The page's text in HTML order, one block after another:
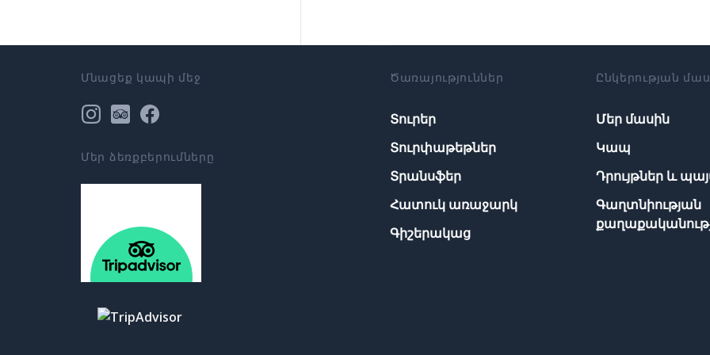
Մնացեք կապի մեջ
Մեր ձեռքբերումները
Ծառայություններ
Տուրեր
Տուրփաթեթներ
Տրանսֆեր
Հատուկ առաջարկ
Գիշերակաց
Ընկերության
Մեր մասին
Կապ
Դրույթներ և
Գաղտնիության